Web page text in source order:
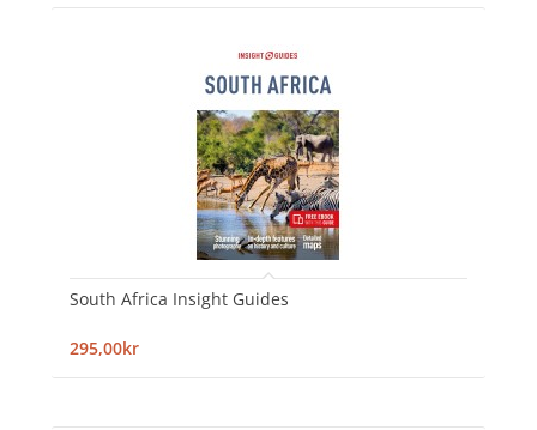
South Africa Insight Guides
295,00kr